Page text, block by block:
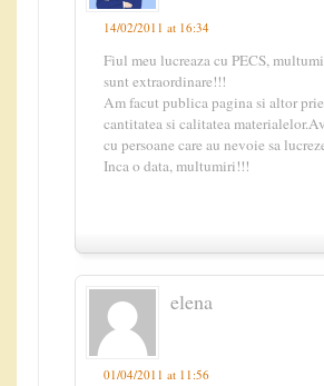
14/02/2011 at 16:34
Fiul meu lucreaza cu PECS,
sunt extraordinare!!!
Am facut publica pagina si altor
cantitatea si calitatea
cu persoane care au nevoie sa
Inca o data, multumiri!!!
elena
01/04/2011 at 11:56